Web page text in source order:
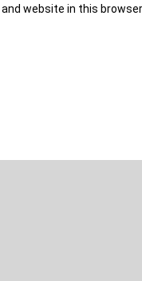
and website in this